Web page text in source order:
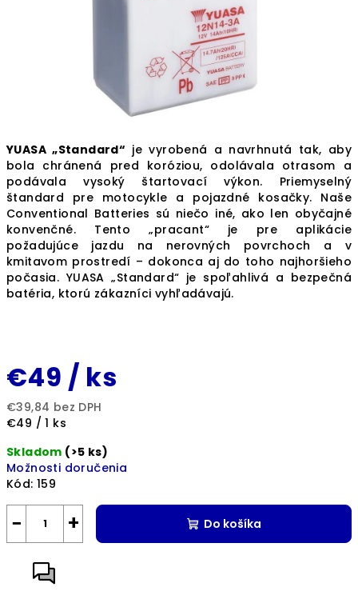
YUASA „Standard“ je vyrobená a navrhnutá tak, aby
bola chránená pred koróziou, odolávala otrasom a
podávala vysoký štartovací výkon. Priemyselný
štandard pre motocykle a pojazdné kosačky. Naše
Conventional Batteries sú niečo iné, ako len obyčajné
konvenčné. Tento „pracant“ je pre aplikácie
požadujúce jazdu na nerovných povrchoch a v
kmitavom prostredí – dokonca aj do toho najhoršieho
počasia. YUASA „Standard“ je spoľahlivá a bezpečná
batéria, ktorú zákazníci vyhľadávajú.
€49 / ks
€39,84 bez DPH
Jednotková
€49 / 1 ks
Skladom (>5 ks)
Možnosti doručenia
Kód: 159
+
− Do košíka